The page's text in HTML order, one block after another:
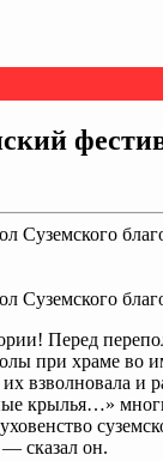
Суземского
Суземского
Перед
при храме во
взволновала
крылья…»
сказал он.